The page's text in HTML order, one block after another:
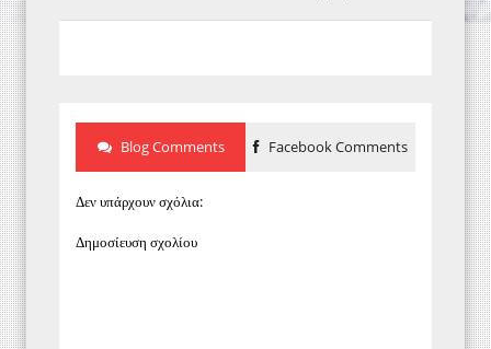
Blog Comments Facebook Comments
Δεν υπάρχουν σχόλια:
Δημοσίευση σχολίου